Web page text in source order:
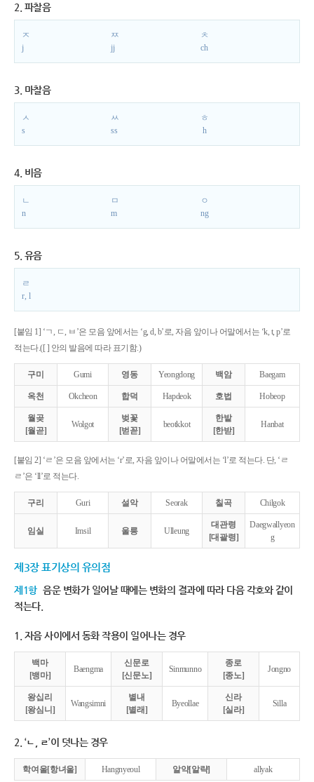
2. 파찰음
ㅈ
j
ㅉ
jj
ㅊ
ch
3. 마찰음
ㅅ
s
ㅆ
ss
ㅎ
h
4. 비음
ㄴ
n
ㅁ
m
ㅇ
ng
5. 유음
ㄹ
r, l
[붙임 1] ‘ㄱ, ㄷ, ㅂ’은 모음 앞에서는 ‘g, d, b’로, 자음 앞이나 어말에서는 ‘k, t, p’로
적는다.([ ] 안의 발음에 따라 표기함.)
구미 Gumi 영동 Yeongdong 백암 Baegam
옥천 Okcheon 합덕 Hapdeok 호법 Hobeop
월곶
[월곧]
Wolgot
벚꽃
[벋꼳]
beotkkot
한밭
[한받]
Hanbat
[붙임 2] ‘ㄹ’은 모음 앞에서는 ‘r’로, 자음 앞이나 어말에서는 ‘l’로 적는다. 단, ‘ㄹ
ㄹ’은 ‘ll’로 적는다.
구리 Guri 설악 Seorak 칠곡 Chilgok
임실 Imsil 울릉 Ulleung
대관령
[대괄령]
Daegwallyeon
g
제3장 표기상의 유의점
제1항 음운 변화가 일어날 때에는 변화의 결과에 따라 다음 각호와 같이
적는다.
1. 자음 사이에서 동화 작용이 일어나는 경우
백마
[뱅마]
Baengma
신문로
[신문노]
Sinmunno
종로
[종노]
Jongno
왕십리
[왕심니]
Wangsimni
별내
[별래]
Byeollae
신라
[실라]
Silla
2. ‘ㄴ, ㄹ’이 덧나는 경우
학여울[항녀울] Hangnyeoul 알약[알략] allyak